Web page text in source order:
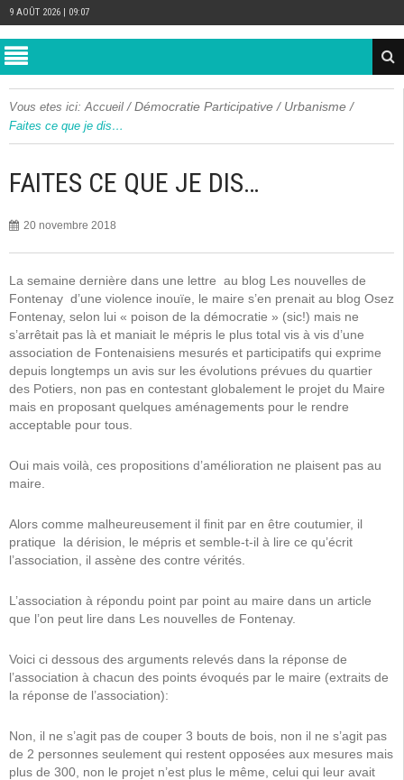
9 AOÛT 2026 | 09:07
Vous etes ici: Accueil /Démocratie Participative / Urbanisme /
Faites ce que je dis…
FAITES CE QUE JE DIS…
20 novembre 2018
La semaine dernière dans une lettre au blog Les nouvelles de
Fontenay d’une violence inouïe, le maire s’en prenait au blog Osez
Fontenay, selon lui « poison de la démocratie » (sic!) mais ne
s’arrêtait pas là et maniait le mépris le plus total vis à vis d’une
association de Fontenaisiens mesurés et participatifs qui exprime
depuis longtemps un avis sur les évolutions prévues du quartier
des Potiers, non pas en contestant globalement le projet du Maire
mais en proposant quelques aménagements pour le rendre
acceptable pour tous.
Oui mais voilà, ces propositions d’amélioration ne plaisent pas au
maire.
Alors comme malheureusement il finit par en être coutumier, il
pratique
la dérision, le mépris et semble-t-il à lire ce qu’écrit
l’association, il assène des contre vérités.
L’association à répondu point par point au maire dans un article
que l’on peut lire dans Les nouvelles de Fontenay.
Voici ci dessous des arguments relevés dans la réponse de
l’association à chacun des points évoqués par le maire (extraits de
la réponse de l’association):
Non, il ne s’agit pas de couper 3 bouts de bois, non il ne s’agit pas
de 2 personnes seulement qui restent opposées aux mesures mais
plus de 300, non le projet n’est plus le même, celui qui leur avait